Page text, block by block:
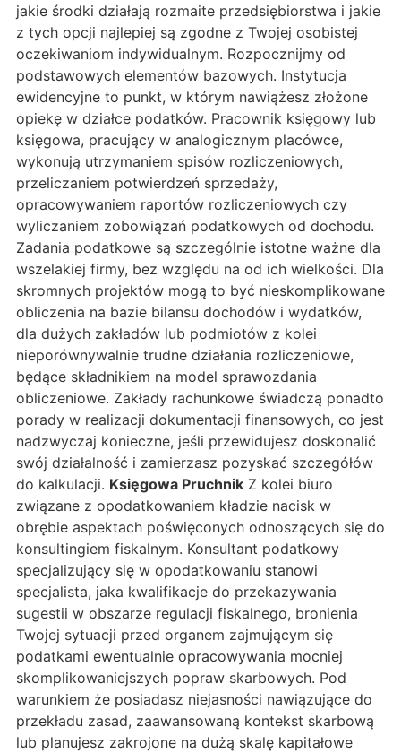
jakie środki działają rozmaite przedsiębiorstwa i jakie
z tych opcji najlepiej są zgodne z Twojej osobistej
oczekiwaniom indywidualnym. Rozpocznijmy od
podstawowych elementów bazowych. Instytucja
ewidencyjne to punkt, w którym nawiążesz złożone
opiekę w działce podatków. Pracownik księgowy lub
księgowa, pracujący w analogicznym placówce,
wykonują utrzymaniem spisów rozliczeniowych,
przeliczaniem potwierdzeń sprzedaży,
opracowywaniem raportów rozliczeniowych czy
wyliczaniem zobowiązań podatkowych od dochodu.
Zadania podatkowe są szczególnie istotne ważne dla
wszelakiej firmy, bez względu na od ich wielkości. Dla
skromnych projektów mogą to być nieskomplikowane
obliczenia na bazie bilansu dochodów i wydatków,
dla dużych zakładów lub podmiotów z kolei
nieporównywalnie trudne działania rozliczeniowe,
będące składnikiem na model sprawozdania
obliczeniowe. Zakłady rachunkowe świadczą ponadto
porady w realizacji dokumentacji finansowych, co jest
nadzwyczaj konieczne, jeśli przewidujesz doskonalić
swój działalność i zamierzasz pozyskać szczegółów
do kalkulacji. Księgowa Pruchnik Z kolei biuro
związane z opodatkowaniem kładzie nacisk w
obrębie aspektach poświęconych odnoszących się do
konsultingiem fiskalnym. Konsultant podatkowy
specjalizujący się w opodatkowaniu stanowi
specjalista, jaka kwalifikacje do przekazywania
sugestii w obszarze regulacji fiskalnego, bronienia
Twojej sytuacji przed organem zajmującym się
podatkami ewentualnie opracowywania mocniej
skomplikowaniejszych popraw skarbowych. Pod
warunkiem że posiadasz niejasności nawiązujące do
przekładu zasad, zaawansowaną kontekst skarbową
lub planujesz zakrojone na dużą skalę kapitałowe